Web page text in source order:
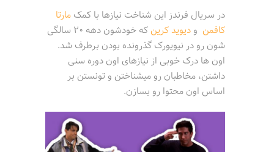
در سریال فرندز این شناخت نیازها با کمک مارتا
کافمن و دیوید کرین
که خودشون دهه 20 سالگی
شون رو در نیویورک گذرونده بودن برطرف شد.
اون ها درک خوبی از نیازهای اون دوره سنی
داشتن، مخاطبان رو میشناختن و تونستن بر
اساس اون محتوا رو بسازن.